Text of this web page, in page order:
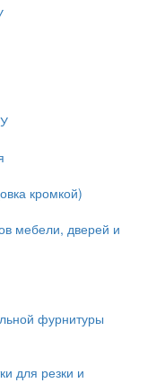
кромкой)
мебели, дверей и
фурнитуры
для резки и